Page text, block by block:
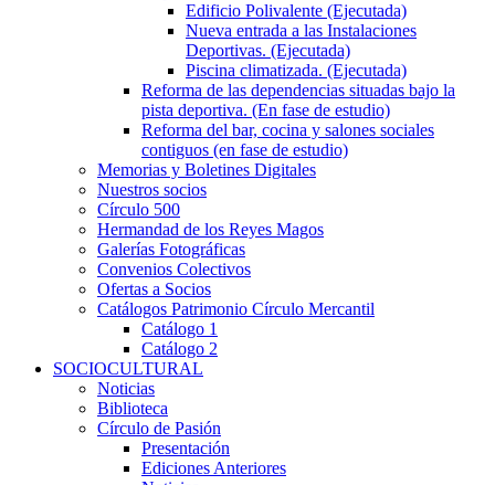
Edificio Polivalente (Ejecutada)
Nueva entrada a las Instalaciones
Deportivas. (Ejecutada)
Piscina climatizada. (Ejecutada)
Reforma de las dependencias situadas bajo la
pista deportiva. (En fase de estudio)
Reforma del bar, cocina y salones sociales
contiguos (en fase de estudio)
Memorias y Boletines Digitales
Nuestros socios
Círculo 500
Hermandad de los Reyes Magos
Galerías Fotográficas
Convenios Colectivos
Ofertas a Socios
Catálogos Patrimonio Círculo Mercantil
Catálogo 1
Catálogo 2
SOCIOCULTURAL
Noticias
Biblioteca
Círculo de Pasión
Presentación
Ediciones Anteriores